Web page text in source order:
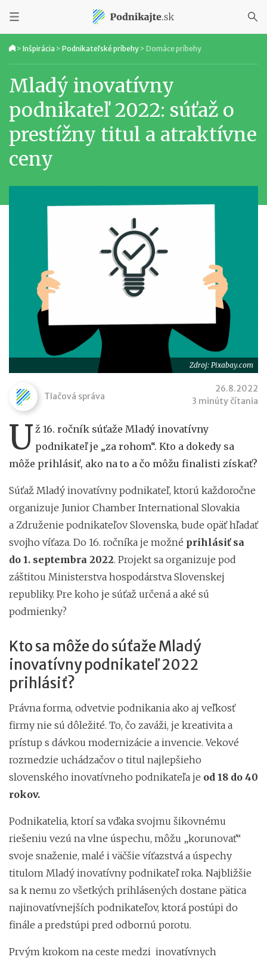
> Inšpirácia > Podnikateľské príbehy > Domáce príbehy
Mladý inovatívny
podnikateľ 2022: súťaž o
prestížny titul a atraktívne
ceny
Zdroj: Pixabay.com
Tlačová správa
26.8.2022
3 minúty čítania
U ž 16. ročník súťaže Mladý inovatívny
podnikateľ je „za rohom“. Kto a dokedy sa
môže prihlásiť, ako na to a čo môžu finalisti získať?
Súťaž Mladý inovatívny podnikateľ, ktorú každoročne
organizuje Junior Chamber International Slovakia
a Združenie podnikateľov Slovenska, bude opäť hľadať
svojho víťaza. Do 16. ročníka je možné prihlásiť sa
do 1. septembra 2022. Projekt sa organizuje pod
záštitou Ministerstva hospodárstva Slovenskej
republiky. Pre koho je súťaž určená a aké sú
podmienky?
Kto sa môže do súťaže Mladý
inovatívny podnikateľ 2022
prihlásiť?
Právna forma, odvetvie podnikania ako aj veľkosť
firmy nie sú dôležité. To, čo zaváži, je kreativita a
prístup s dávkou modernizácie a invencie. Vekové
rozmedzie uchádzačov o titul najlepšieho
slovenského inovatívneho podnikateľa je od 18 do 40
rokov.
Podnikatelia, ktorí sa vďaka svojmu šikovnému
riešeniu vezú na vlne úspechu, môžu „korunovať“
svoje snaženie, malé i väčšie víťazstvá a úspechy
titulom Mladý inovatívny podnikateľ roka. Najbližšie
sa k nemu zo všetkých prihlásených dostane pätica
najinovatívnejších podnikateľov, ktorá postúpi do
finále a predstúpi pred odbornú porotu.
Prvým krokom na ceste medzi inovatívnych